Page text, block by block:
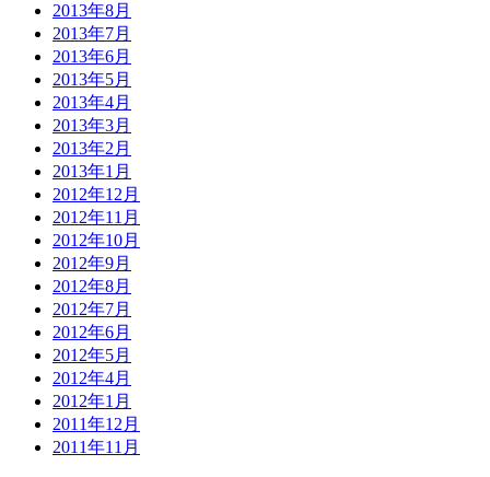
2013年8月
2013年7月
2013年6月
2013年5月
2013年4月
2013年3月
2013年2月
2013年1月
2012年12月
2012年11月
2012年10月
2012年9月
2012年8月
2012年7月
2012年6月
2012年5月
2012年4月
2012年1月
2011年12月
2011年11月